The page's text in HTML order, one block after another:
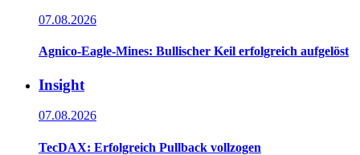
07.08.2026
Agnico-Eagle-Mines: Bullischer Keil erfolgreich aufgelöst
Insight
07.08.2026
TecDAX: Erfolgreich Pullback vollzogen